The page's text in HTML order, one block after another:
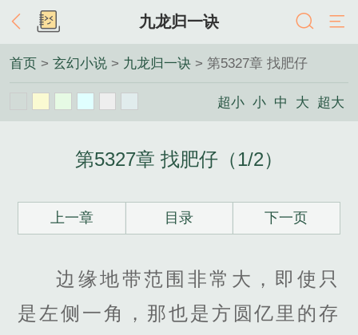
九龙归一诀
首页 > 玄幻小说 > 九龙归一诀 > 第5327章 找肥仔
超小 小 中 大 超大
第5327章 找肥仔（1/2）
上一章 目录 下一页
边缘地带范围非常大，即使只
是左侧一角，那也是方圆亿里的存